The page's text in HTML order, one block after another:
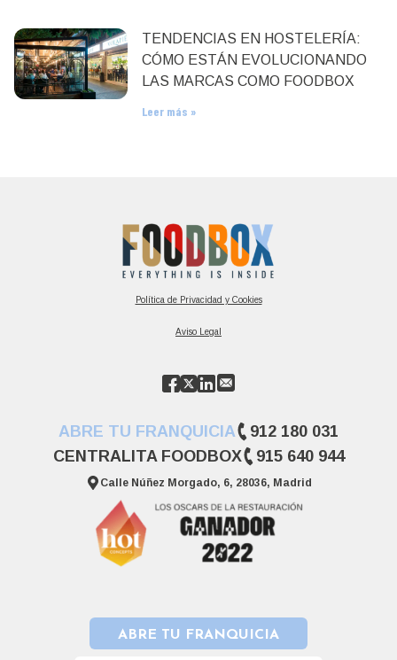
TENDENCIAS EN HOSTELERÍA:
CÓMO ESTÁN EVOLUCIONANDO
LAS MARCAS COMO FOODBOX
Leer más »
ABRE TU FRANQUICIA
912 180 031
CENTRALITA FOODBOX
915 640 944
Calle Núñez Morgado, 6, 28036, Madrid
Política de Privacidad y Cookies
Aviso Legal
ABRE TU FRANQUICIA